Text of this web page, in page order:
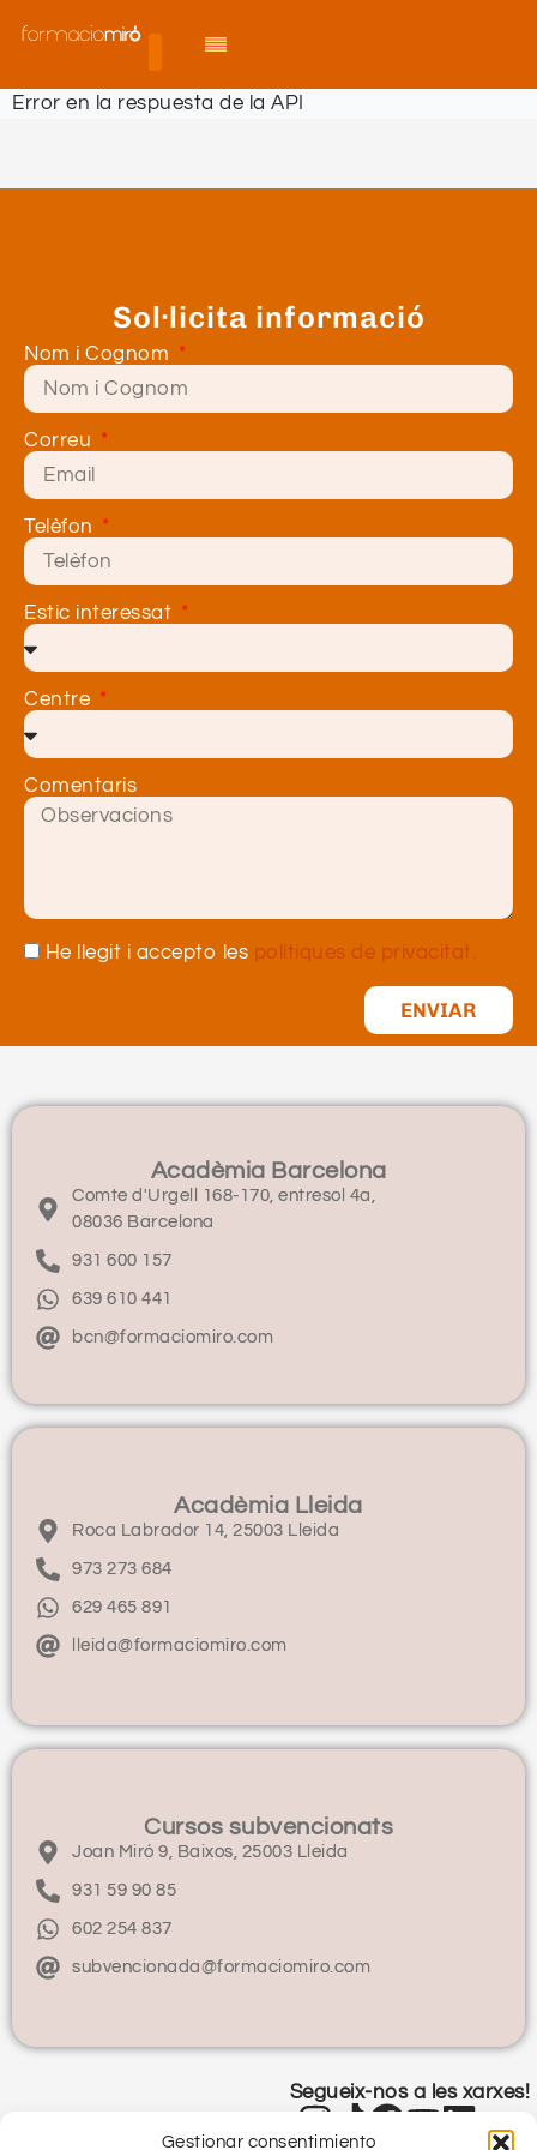
Gestionar consentimiento
Error en la respuesta de la API
Sol·licita informació
Nom i Cognom
Correu
Telèfon
Estic interessat
Centre
Comentaris
He llegit i accepto les polítiques de privacitat.
ENVIAR
Acadèmia Barcelona
Comte d'Urgell 168-170, entresol 4a,
08036 Barcelona
931 600 157
639 610 441
bcn@formaciomiro.com
Acadèmia Lleida
Roca Labrador 14, 25003 Lleida
973 273 684
629 465 891
lleida@formaciomiro.com
Cursos subvencionats
Joan Miró 9, Baixos, 25003 Lleida
931 59 90 85
602 254 837
subvencionada@formaciomiro.com
Segueix-nos a les xarxes!